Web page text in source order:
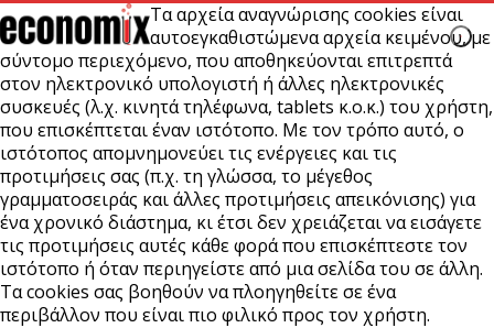
Τα αρχεία αναγνώρισης cookies είναι
αυτοεγκαθιστώμενα αρχεία κειμένου, με
σύντομο περιεχόμενο, που αποθηκεύονται επιτρεπτά
στον ηλεκτρονικό υπολογιστή ή άλλες ηλεκτρονικές
συσκευές (λ.χ. κινητά τηλέφωνα, tablets κ.ο.κ.) του χρήστη,
που επισκέπτεται έναν ιστότοπο. Με τον τρόπο αυτό, ο
ιστότοπος απομνημονεύει τις ενέργειες και τις
προτιμήσεις σας (π.χ. τη γλώσσα, το μέγεθος
γραμματοσειράς και άλλες προτιμήσεις απεικόνισης) για
ένα χρονικό διάστημα, κι έτσι δεν χρειάζεται να εισάγετε
τις προτιμήσεις αυτές κάθε φορά που επισκέπτεστε τον
ιστότοπο ή όταν περιηγείστε από μια σελίδα του σε άλλη.
Τα cookies σας βοηθούν να πλοηγηθείτε σε ένα
περιβάλλον που είναι πιο φιλικό προς τον χρήστη.